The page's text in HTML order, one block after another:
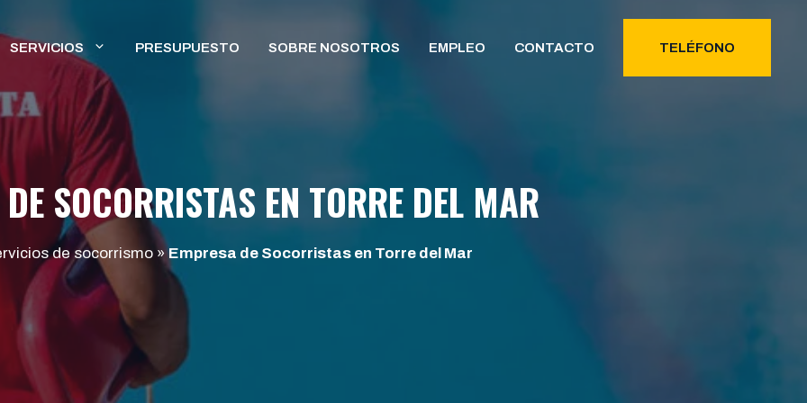
SERVICIOS PRESUPUESTO SOBRE NOSOTROS EMPLEO CONTACTO TELÉFONO
SOCORRISTAS EN TORRE DEL MAR
de socorrismo»Empresa de Socorristas en Torre del Mar